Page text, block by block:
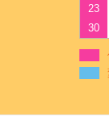
23
30